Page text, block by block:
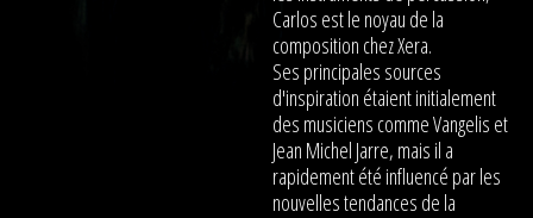
Carlos est le noyau de la
composition chez Xera.
Ses principales sources
d'inspiration étaient initialement
des musiciens comme Vangelis et
Jean Michel Jarre, mais il a
rapidement été influencé par les
nouvelles tendances de la